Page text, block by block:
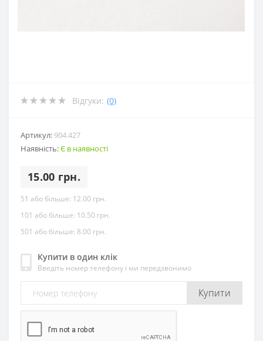
Відгуки: (0)
Артикул: 904.427
Наявність:Є в наявності
15.00 грн.
51 або більше: 12.00 грн.
101 або більше: 10.50 грн.
501 або більше: 8.00 грн.
Купити в один клік
Введіть номер телефону і ми передзвонимо
Купити